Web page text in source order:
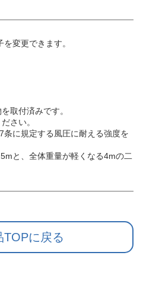
変更できます。
取付済みです。
さい。
に規定する風圧に耐える強度を
と、全体重量が軽くなる4mの二
TOPに戻る